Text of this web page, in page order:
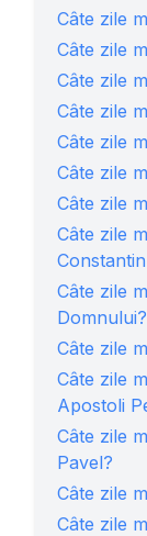
Câte zile
Câte zile
Câte zile
Câte zile
Câte zile
Câte zile
Câte zile
Câte zile
Câte zile
Domnului?
Câte zile
Câte zile
Apostoli
Câte zile
Pavel?
Câte zile
Câte zile